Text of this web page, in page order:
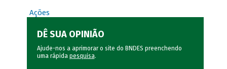
Ações
DÊ SUA OPINIÃO
Ajude-nos a aprimorar o site do BNDES preenchendo
uma rápida pesquisa.